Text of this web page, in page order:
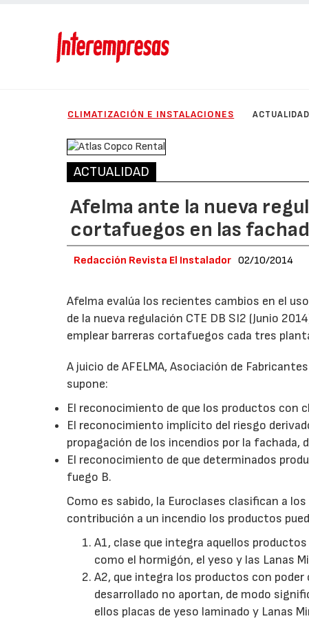
CLIMATIZACIÓN E INSTALACIONES ACTUALIDAD
ACTUALIDAD
Afelma ante la nueva
cortafuegos en las
Redacción Revista El Instalador 02/10/2014
Afelma evalúa los recientes cambios en el
de la nueva regulación CTE DB SI2 (Junio
emplear barreras cortafuegos cada tres
A juicio de AFELMA, Asociación de
supone:
El reconocimiento de que los productos con
El reconocimiento implícito del riesgo
propagación de los incendios por la fachada,
El reconocimiento de que determinados
fuego B.
Como es sabido, la Euroclases clasifican a
contribución a un incendio los productos
A1, clase que integra aquellos
como el hormigón, el yeso y las Lanas
A2, que integra los productos con
desarrollado no aportan, de modo
ellos placas de yeso laminado y Lanas